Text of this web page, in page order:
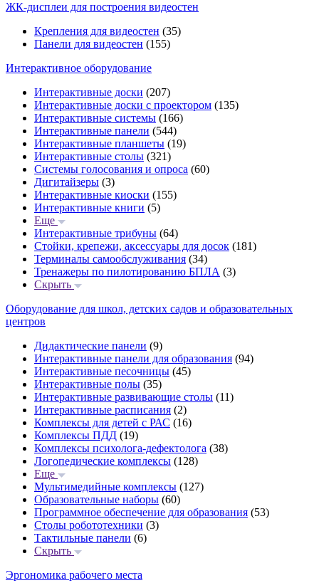
ЖК-дисплеи для построения видеостен
Крепления для видеостен (35)
Панели для видеостен (155)
Интерактивное оборудование
Интерактивные доски (207)
Интерактивные доски с проектором (135)
Интерактивные системы (166)
Интерактивные панели (544)
Интерактивные планшеты (19)
Интерактивные столы (321)
Системы голосования и опроса (60)
Дигитайзеры (3)
Интерактивные киоски (155)
Интерактивные книги (5)
Еще
Интерактивные трибуны (64)
Стойки, крепежи, аксессуары для досок (181)
Терминалы самообслуживания (34)
Тренажеры по пилотированию БПЛА (3)
Скрыть
Оборудование для школ, детских садов и образовательных
центров
Дидактические панели (9)
Интерактивные панели для образования (94)
Интерактивные песочницы (45)
Интерактивные полы (35)
Интерактивные развивающие столы (11)
Интерактивные расписания (2)
Комплексы для детей с РАС (16)
Комплексы ПДД (19)
Комплексы психолога-дефектолога (38)
Логопедические комплексы (128)
Еще
Мультимедийные комплексы (127)
Образовательные наборы (60)
Программное обеспечение для образования (53)
Столы робототехники (3)
Тактильные панели (6)
Скрыть
Эргономика рабочего места